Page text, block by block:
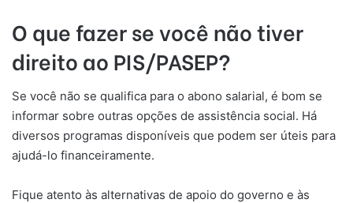
O que fazer se você não tiver
direito ao PIS/PASEP?
Se você não se qualifica para o abono salarial, é bom se
informar sobre outras opções de assistência social. Há
diversos programas disponíveis que podem ser úteis para
ajudá-lo financeiramente.
Fique atento às alternativas de apoio do governo e às